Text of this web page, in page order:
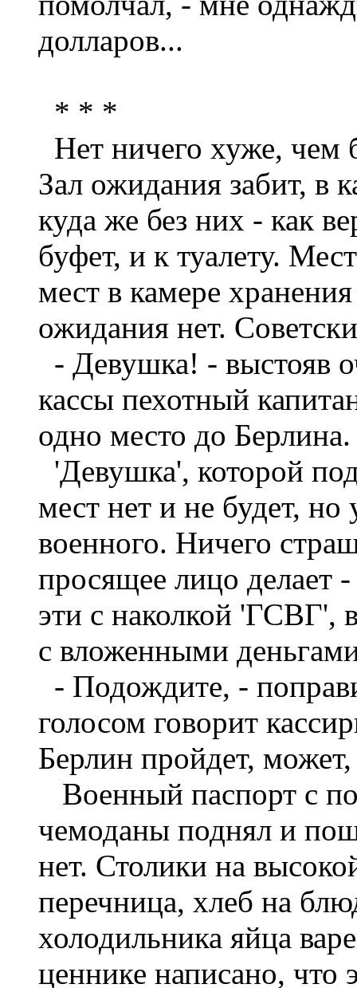
долларов...
* * *
Нет ничего хуже, чем
Зал ожидания забит, в
куда же без них - как
буфет, и к туалету.
мест в камере
ожидания нет.
- Девушка! - выстояв
кассы пехотный
одно место до Берлина.
'Девушка', которой
мест нет и не будет,
военного. Ничего
просящее лицо делает
эти с наколкой 'ГСВГ',
с вложенными
- Подождите, -
голосом говорит
Берлин пройдет,
Военный паспорт с
чемоданы поднял и
нет. Столики на
перечница, хлеб на
холодильника яйца
ценнике написано, что